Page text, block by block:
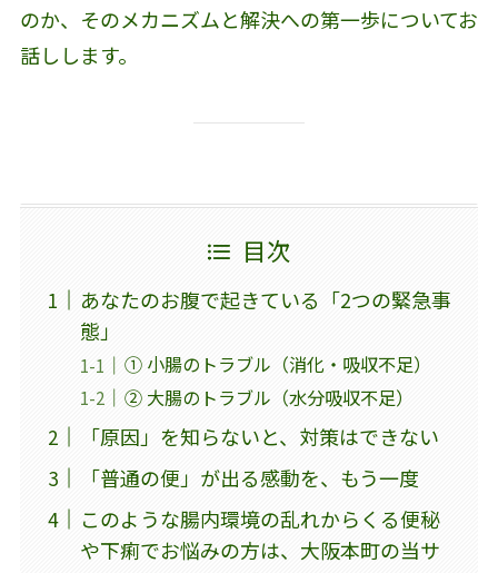
のか、そのメカニズムと解決への第一歩についてお
話しします。
目次
あなたのお腹で起きている「2つの緊急事
態」
① 小腸のトラブル（消化・吸収不足）
② 大腸のトラブル（水分吸収不足）
「原因」を知らないと、対策はできない
「普通の便」が出る感動を、もう一度
このような腸内環境の乱れからくる便秘
や下痢でお悩みの方は、大阪本町の当サ